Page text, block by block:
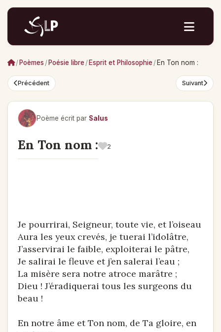
/ Poèmes / Poésie libre/ Esprit et Philosophie/ En Ton nom :
Précédent Suivant
Poème écrit par Salus
En Ton nom : 2
Je pourrirai, Seigneur, toute vie, et l’oiseau
Aura les yeux crevés, je tuerai l’idolâtre,
J’asservirai le faible, exploiterai le pâtre,
Je salirai le fleuve et j’en salerai l’eau ;
La misère sera notre atroce marâtre ;
Dieu ! J’éradiquerai tous les surgeons du
beau !
En notre âme et Ton nom, de Ta gloire, en